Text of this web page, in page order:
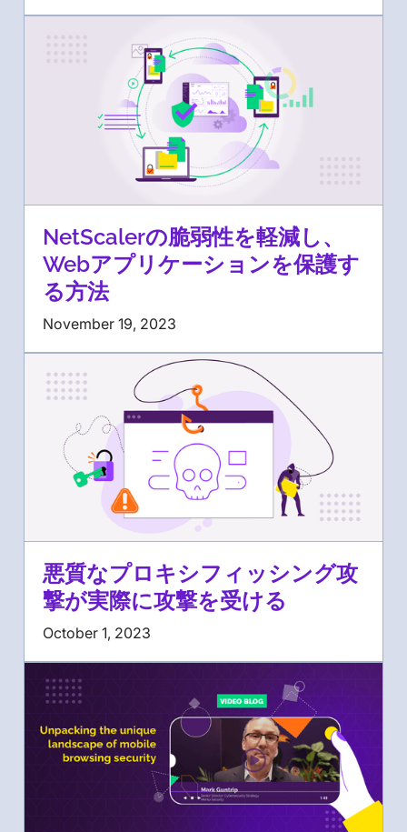
NetScalerの脆弱性を軽減し、
Webアプリケーションを保護す
る方法
November 19, 2023
悪質なプロキシフィッシング攻
撃が実際に攻撃を受ける
October 1, 2023